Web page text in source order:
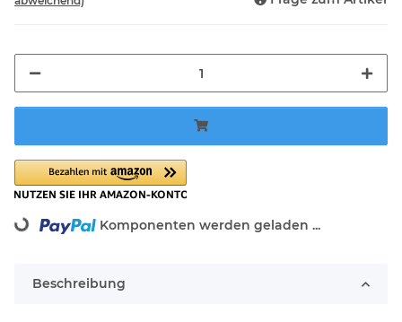
Loading... Komponenten werden geladen ...
Beschreibung